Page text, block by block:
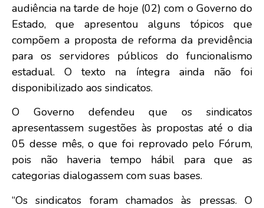
audiência na tarde de hoje (02) com o Governo do
Estado, que apresentou alguns tópicos que
compõem a proposta de reforma da previdência
para os servidores públicos do funcionalismo
estadual. O texto na íntegra ainda não foi
disponibilizado aos sindicatos.
O Governo defendeu que os sindicatos
apresentassem sugestões às propostas até o dia
05 desse mês, o que foi reprovado pelo Fórum,
pois não haveria tempo hábil para que as
categorias dialogassem com suas bases.
“Os sindicatos foram chamados às pressas. O